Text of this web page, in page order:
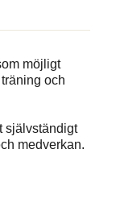
möjligt
och
självständigt
medverkan.